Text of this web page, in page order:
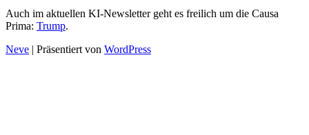
Auch im aktuellen KI-Newsletter geht es freilich um die Causa
Prima: Trump.
Neve | Präsentiert von WordPress